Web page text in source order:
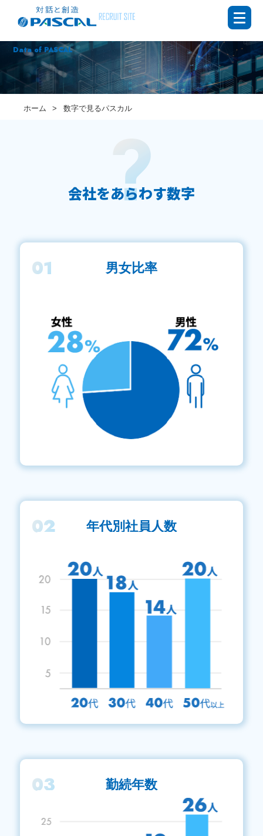
Data of PASCAL
ホーム 数字で見るパスカル
会社をあらわす数字
01 男女比率
02 年代別社員人数
03 勤続年数